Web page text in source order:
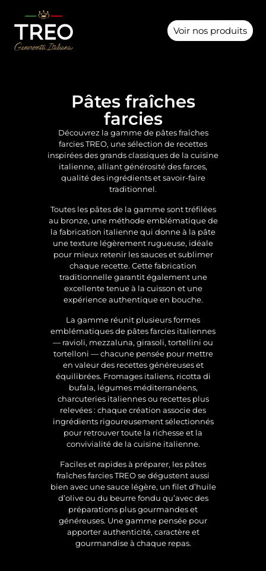
Voir nos produits
Pâtes fraîches
farcies
Découvrez la gamme de pâtes fraîches
farciesTREO, une sélection de recettes
inspirées des grands classiques de la cuisine
italienne, alliant générosité des farces,
qualité des ingrédients et savoir-faire
traditionnel.
Toutes les pâtes de la gamme sont tréfilées
au bronze, une méthode emblématique de
la fabrication italienne qui donne à la pâte
une texture légèrement rugueuse, idéale
pour mieux retenir les sauces et sublimer
chaque recette. Cette fabrication
traditionnelle garantit également une
excellente tenue à la cuisson et une
expérience authentique en bouche.
La gamme réunit plusieurs formes
emblématiques de pâtes farcies italiennes
— ravioli, mezzaluna, girasoli, tortellini ou
tortelloni — chacune pensée pour mettre
en valeur des recettes généreuses et
équilibrées. Fromages italiens, ricotta di
bufala, légumes méditerranéens,
charcuteries italiennes ou recettes plus
relevées : chaque création associe des
ingrédients rigoureusement sélectionnés
pour retrouver toute la richesse et la
convivialité de la cuisine italienne.
Faciles et rapides à préparer, les pâtes
fraîches farcies TREO se dégustent aussi
bien avec une sauce légère, un filet d’huile
d’olive ou du beurre fondu qu’avec des
préparations plus gourmandes et
généreuses. Une gamme pensée pour
apporter authenticité, caractère et
gourmandise à chaque repas.